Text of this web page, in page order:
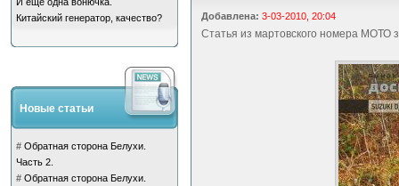
Китайский генератор, качество?
Новые статьи
# Обратная сторона Белухи.
Часть 2.
# Обратная сторона Белухи.
Добавлена: 3-03-2010, 20:04
Статья из мартовского номера МОТО